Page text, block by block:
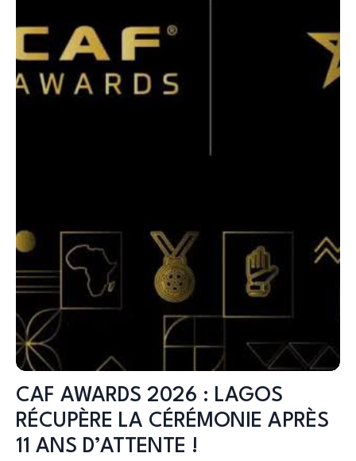
CAF AWARDS 2026 : LAGOS
RÉCUPÈRE LA CÉRÉMONIE APRÈS
11 ANS D’ATTENTE !